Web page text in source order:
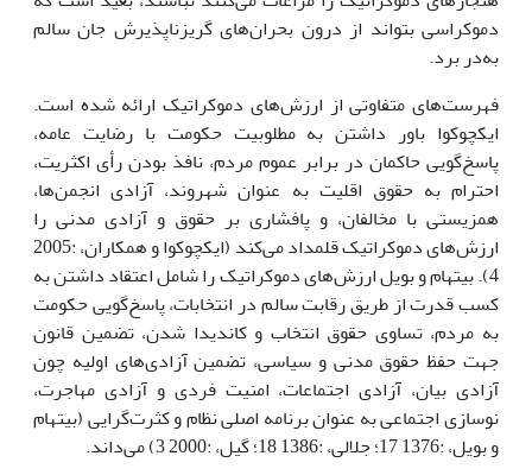
دموکراسى بتواند از درون بحران‌هاى گریزناپذیرش جان سالم
به‌در برد.
فهرست‌هاى متفاوتى از ارزش‌هاى دموکراتیک ارائه شده است.
ایکچوکوا باور داشتن به مطلوبیت حکومت با رضایت عامه،
پاسخ‌گویى حاکمان در برابر عموم مردم، نافذ بودن رأى اکثریت،
احترام به حقوق اقلیت به عنوان شهروند، آزادى انجمن‌ها،
همزیستى با مخالفان، و پافشارى بر حقوق و آزادى مدنى را
ارزش‌هاى دموکراتیک قلمداد مى‌کند (ایکچوکوا و همکاران، :2005
4). بیتهام و بویل ارزش‌هاى دموکراتیک را شامل اعتقاد داشتن به
کسب قدرت از طریق رقابت سالم در انتخابات، پاسخ‌گویى حکومت
به مردم، تساوى حقوق انتخاب و کاندیدا شدن، تضمین قانون
جهت حفظ حقوق مدنى و سیاسى، تضمین آزادى‌هاى اولیه چون
آزادى بیان، آزادى اجتماعات، امنیت فردى و آزادى مهاجرت،
نوسازى اجتماعى به عنوان برنامه اصلى نظام و کثرت‌گرایى (بیتهام
و بویل، :1376 17؛ جلالى، :1386 18؛ گیل، :2000 3) مى‌داند.